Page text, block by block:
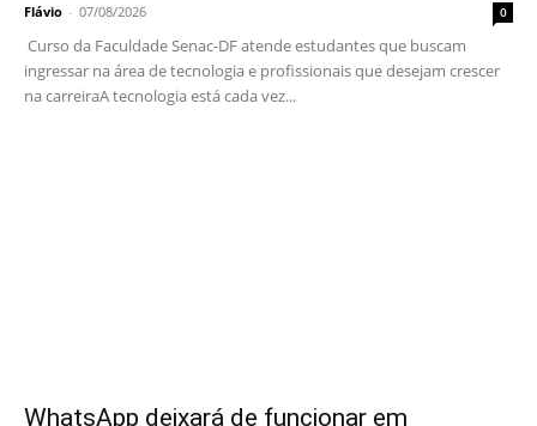
Flávio - 07/08/2026 0
Curso da Faculdade Senac-DF atende estudantes que buscam
ingressar na área de tecnologia e profissionais que desejam crescer
na carreiraA tecnologia está cada vez...
WhatsApp deixará de funcionar em